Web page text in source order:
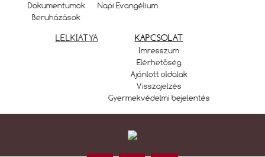
Dokumentumok
Beruházások
Napi Evangélium
LELKIATYA KAPCSOLAT
Imresszum
Elérhetőség
Ajánlott oldalak
Visszajelzés
Gyermekvédelmi bejelentés